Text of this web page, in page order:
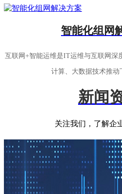
智能化组网
互联网+智能运维是IT运维与互联网深
计算、大数据技术推动
新闻
关注我们，了解企